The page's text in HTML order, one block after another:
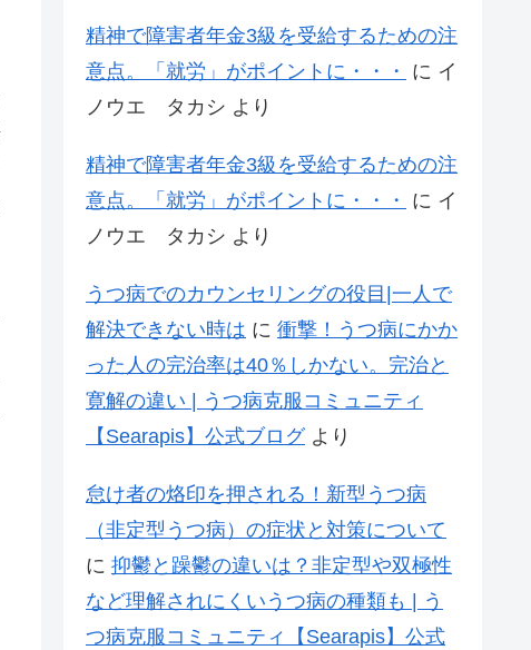
精神で障害者年金3級を受給するための注
意点。「就労」がポイントに・・・
に イ
ノウエ タカシ より
精神で障害者年金3級を受給するための注
意点。「就労」がポイントに・・・
に イ
ノウエ タカシ より
うつ病でのカウンセリングの役目|一人で
解決できない時は に 衝撃！うつ病にかか
った人の完治率は40％しかない。完治と
寛解の違い | うつ病克服コミュニティ
【Searapis】公式ブログより
怠け者の烙印を押される！新型うつ病
（非定型うつ病）の症状と対策について
に 抑鬱と躁鬱の違いは？非定型や双極性
など理解されにくいうつ病の種類も | う
つ病克服コミュニティ【Searapis】公式